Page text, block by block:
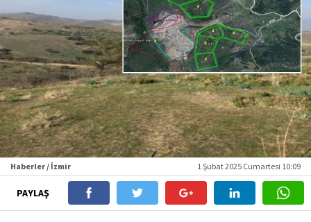
Haberler / İzmir 1 Şubat 2025 Cumartesi 10:09
PAYLAŞ